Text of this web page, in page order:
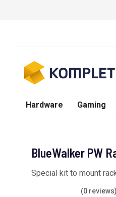
Hardware Gaming
BlueWalker PW
Special kit to mount
(0 reviews)